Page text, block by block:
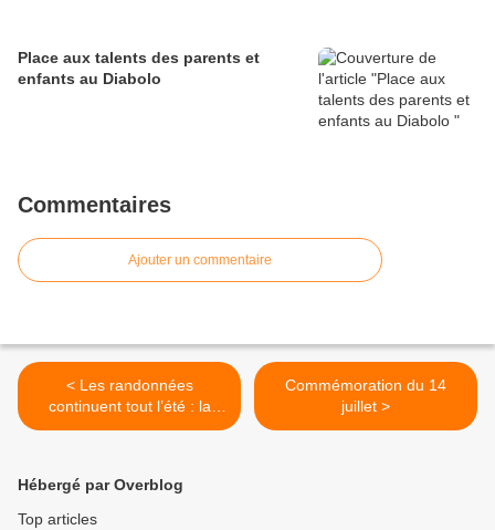
Place aux talents des parents et
enfants au Diabolo
Commentaires
Ajouter un commentaire
< Les randonnées
continuent tout l’été : la
prochaine, c’est vendredi
Commémoration du 14
juillet >
Hébergé par Overblog
Top articles